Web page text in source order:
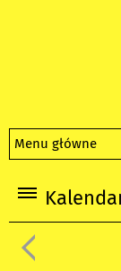
Menu główne